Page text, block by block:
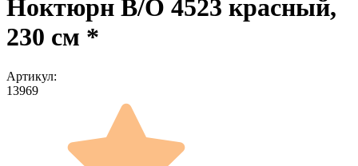
Ноктюрн B/O 4523 красный,
230 см *
Артикул:
13969